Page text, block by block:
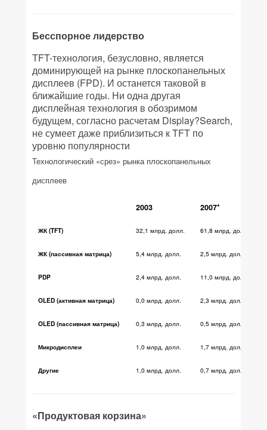
Бесспорное лидерство
TFT-технология, безусловно, является
доминирующей на рынке плоскопанельных
дисплеев (FPD). И останется таковой в
ближайшие годы. Ни одна другая
дисплейная технология в обозримом
будущем, согласно расчетам Display?Search,
не сумеет даже приблизиться к TFT по
уровню популярности
Технологический «срез» рынка плоскопанельных
дисплеев
2003 2007*
ЖК (TFT) 32,1 млрд. долл. 61,8 млрд. долл.
ЖК (пассивная матрица) 5,4 млрд. долл. 2,5 млрд. долл
PDP 2,4 млрд. долл. 11,0 млрд. долл.
OLED (активная матрица) 0,0 млрд. долл. 2,3 млрд. долл.
OLED (пассивная матрица) 0,3 млрд. долл. 0,5 млрд. долл.
Микродисплеи 1,0 млрд. долл. 1,7 млрд. долл.
Другие 1,0 млрд. долл. 0,7 млрд. долл.
«Продуктовая корзина»